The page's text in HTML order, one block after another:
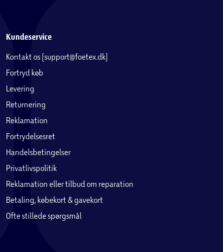
Kundeservice
Kontakt os (support@foetex.dk)
Fortryd køb
Levering
Returnering
Reklamation
Fortrydelsesret
Handelsbetingelser
Privatlivspolitik
Reklamation eller tilbud om reparation
Betaling, købekort & gavekort
Ofte stillede spørgsmål